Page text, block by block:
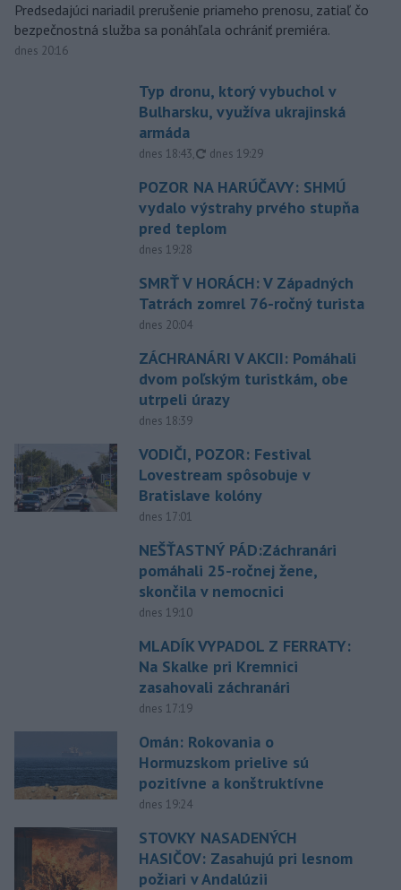
Predsedajúci nariadil prerušenie priameho prenosu, zatiaľ čo
bezpečnostná služba sa ponáhľala ochrániť premiéra.
dnes 20:16
Typ dronu, ktorý vybuchol v
Bulharsku, využíva ukrajinská
armáda
dnes 18:43, aktualizované
dnes 19:29
POZOR NA HARÚČAVY: SHMÚ
vydalo výstrahy prvého stupňa
pred teplom
dnes 19:28
SMRŤ V HORÁCH: V Západných
Tatrách zomrel 76-ročný turista
dnes 20:04
ZÁCHRANÁRI V AKCII: Pomáhali
dvom poľským turistkám, obe
utrpeli úrazy
dnes 18:39
VODIČI, POZOR: Festival
Lovestream spôsobuje v
Bratislave kolóny
dnes 17:01
NEŠŤASTNÝ PÁD:Záchranári
pomáhali 25-ročnej žene,
skončila v nemocnici
dnes 19:10
MLADÍK VYPADOL Z FERRATY:
Na Skalke pri Kremnici
zasahovali záchranári
dnes 17:19
Omán: Rokovania o
Hormuzskom prielive sú
pozitívne a konštruktívne
dnes 19:24
STOVKY NASADENÝCH
HASIČOV: Zasahujú pri lesnom
požiari v Andalúzii